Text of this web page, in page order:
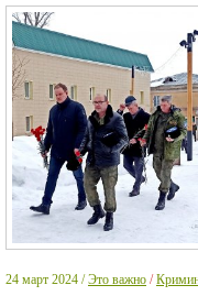
24 март 2024 / Это важно /